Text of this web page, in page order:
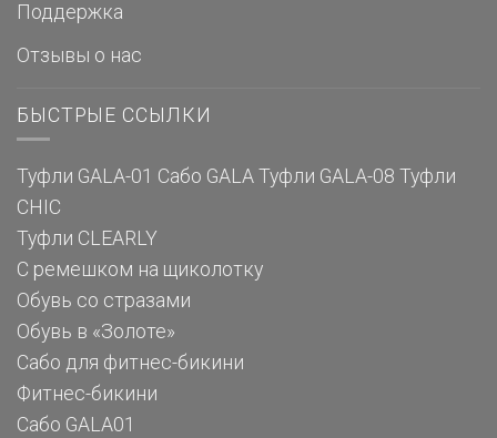
Поддержка
Отзывы о нас
БЫСТРЫЕ ССЫЛКИ
Туфли GALA-01 Сабо GALA Туфли GALA-08 Туфли
CHIC
Туфли CLEARLY
С ремешком на щиколотку
Обувь со стразами
Обувь в «Золоте»
Сабо для фитнес-бикини
Фитнес-бикини
Сабо GALA01